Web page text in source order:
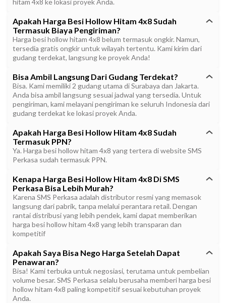
hitam 4x8 ke lokasi proyek Anda.
Apakah Harga Besi Hollow Hitam 4x8 Sudah
Termasuk Biaya Pengiriman?
Harga besi hollow hitam 4x8 belum termasuk ongkir. Namun,
tersedia gratis ongkir untuk wilayah tertentu. Kami kirim dari
gudang terdekat, langsung ke proyek Anda!
Bisa Ambil Langsung Dari Gudang Terdekat?
Bisa. Kami memiliki 2 gudang utama di Surabaya dan Jakarta.
Anda bisa ambil langsung sesuai jadwal yang tersedia. Untuk
pengiriman, kami melayani pengiriman ke seluruh Indonesia dari
gudang terdekat ke lokasi proyek Anda.
Apakah Harga Besi Hollow Hitam 4x8 Sudah
Termasuk PPN?
Ya. Harga besi hollow hitam 4x8 yang tertera di website SMS
Perkasa sudah termasuk PPN.
Kenapa Harga Besi Hollow Hitam 4x8 Di SMS
Perkasa Bisa Lebih Murah?
Karena SMS Perkasa adalah distributor resmi yang memasok
langsung dari pabrik, tanpa melalui perantara retail. Dengan
rantai distribusi yang lebih pendek, kami dapat memberikan
harga besi hollow hitam 4x8 yang lebih transparan dan
kompetitif
Apakah Saya Bisa Nego Harga Setelah Dapat
Penawaran?
Bisa! Kami terbuka untuk negosiasi, terutama untuk pembelian
volume besar. SMS Perkasa selalu berusaha memberi harga besi
hollow hitam 4x8 paling kompetitif sesuai kebutuhan proyek
Anda.